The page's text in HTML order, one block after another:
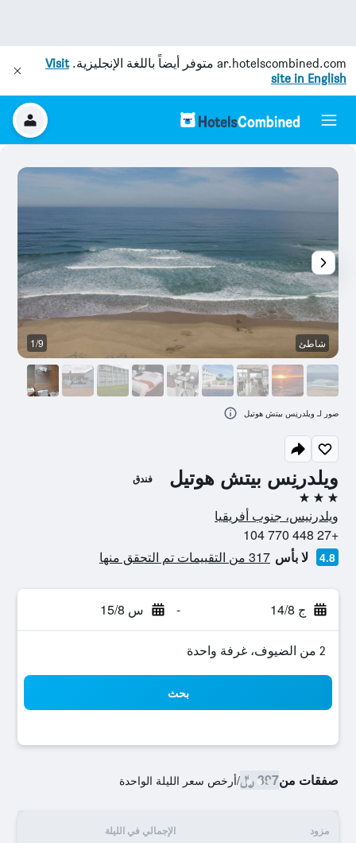
ar.hotelscombined.com متوفر أيضاً باللغة الإنجليزية.Visit
site in English
ويلدرنِس بيتش هوتيل فندق
3 نجوم
ويلدرنيس، جنوب أفريقيا
+27 448 770 104
4.8 لا بأس 317 من التقييمات تم التحقق منها
ج 14/8 - س 15/8
2 من الضيوف، غرفة واحدة
بحث
صفقات من397 ﷼ /أرخص سعر الليلة الواحدة
مزود الإجمالي في الليلة
شاطئ 1/9
صور لـ ويلدرنِس بيتش هوتيل